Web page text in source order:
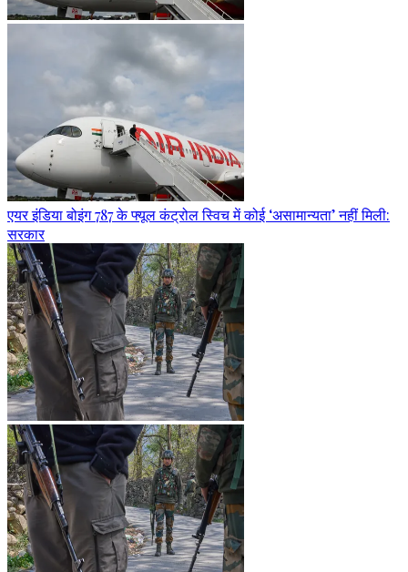
एयर इंडिया बोइंग 787 के फ्यूल कंट्रोल स्विच में कोई ‘असामान्यता’ नहीं मिली:
सरकार